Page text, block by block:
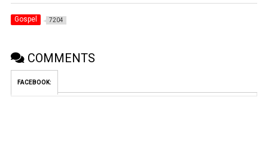
Gospel 7204
COMMENTS
FACEBOOK: